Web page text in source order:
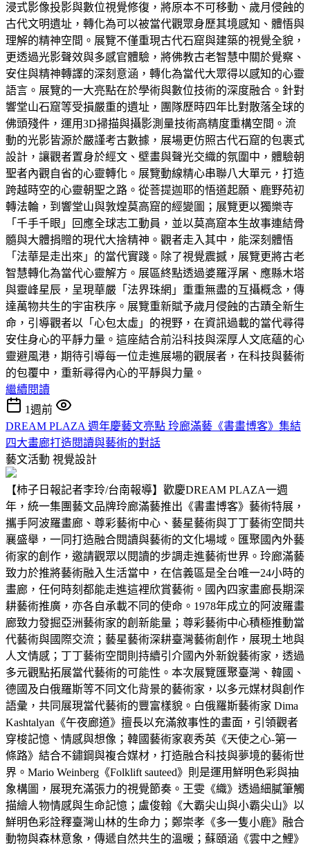
浸式影像投影與數位視覺修復，將原本不可移動、歲月侵蝕的
古代文明遺址，轉化為可以被當代觀眾身歷其境感知、體悟與
理解的精神空間。展覽不僅重現古代石窟與建築的視覺全貌，
更透過光影聲效與多感官體驗，將佛教古老智慧中關於覺察、
安住與精神轉譯的深刻意涵，轉化為當代大眾得以感知的心靈
語言。展覽的一大亮點在於學術與數位技術的深度融合。針對
響堂山石窟等受損嚴重的遺址，團隊歷時四年比對散落全球的
佛頭殘件，運用3D掃描與攝影測量技術高精度重構空間。流
動的光影皆源於嚴謹考古數據，展場更仿照古代石窟的包裹式
設計，讓觀者置身於經文、壁畫與聲光交織的氛圍中，體驗朝
聖者內觀自省的心靈轉化。展覽動線精心串聯八大單元，打造
跨越時空的心靈朝聖之路。從菩提迦耶的悟道起願、鹿野苑初
轉法輪，到響堂山與敦煌莫高窟的經變圖；展覽更以獨樂寺
「千手千眼」回應全球志工動員，並以莫高窟本生故事連結骨
髓與大體捐贈的現代大捨精神。觀者走入其中，能深刻體悟
「法華是走出來」的當代實踐。除了視覺震撼，展覽更將古老
智慧轉化為當代心靈解方。展區終點透過婆羅浮屠、應縣木塔
與靈峰星辰，呈現華嚴「法界珠網」重重無盡的互攝概念，傳
達萬物共生的宇宙秩序。展覽重新賦予歲月侵蝕的古蹟全新生
命，引導觀者以「心包太虛」的視野，在資訊過載的當代尋得
安住身心的平靜力量。這座結合前沿科技與深厚人文底蘊的心
靈避風港，期待引導每一位走進展場的觀展者，在科技與藝術
的包覆中，重新尋得內心的平靜與力量。
繼續閱讀
1週前
DREAM PLAZA 週年慶藝文亮點 玲廊滿藝《書畫博客》集結
四大畫廊打造閱讀與藝術的對話
藝文活動 視覺設計
【柿子日報記者李玲/台南報導】歡慶DREAM PLAZA一週
年，統一集團藝文品牌玲廊滿藝推出《書畫博客》藝術特展，
攜手阿波羅畫廊、尊彩藝術中心、藝星藝術與丁丁藝術空間共
襄盛舉，一同打造融合閱讀與藝術的文化場域。匯聚國內外藝
術家的創作，邀請觀眾以閱讀的步調走進藝術世界。玲廊滿藝
致力於推將藝術融入生活當中，在信義區是全台唯一24小時的
畫廊，任何時刻都能走進這裡欣賞藝術。國內四家畫廊長期深
耕藝術推廣，亦各自承載不同的使命。1978年成立的阿波羅畫
廊致力發掘亞洲藝術家的創新能量；尊彩藝術中心積極推動當
代藝術與國際交流；藝星藝術深耕臺灣藝術創作，展現土地與
人文情感；丁丁藝術空間則持續引介國內外新銳藝術家，透過
多元觀點拓展當代藝術的可能性。本次展覽匯聚臺灣、韓國、
德國及白俄羅斯等不同文化背景的藝術家，以多元媒材與創作
語彙，共同展現當代藝術的豐富樣貌。白俄羅斯藝術家 Dima
Kashtalyan《午夜廊道》擅長以充滿敘事性的畫面，引領觀者
穿梭記憶、情感與想像；韓國藝術家裵秀英《天使之心-第一
條路》結合不鏽鋼與複合媒材，打造融合科技與夢境的藝術世
界。Mario Weinberg《Folklift sauteed》則是運用鮮明色彩與抽
象構圖，展現充滿張力的視覺節奏。王雯《織》透過細膩筆觸
描繪人物情感與生命記憶；盧俊翰《大霸尖山與小霸尖山》以
鮮明色彩詮釋臺灣山林的生命力；鄭崇孝《多一隻小鹿》融合
動物與森林意象，傳遞自然共生的溫暖；蘇頤涵《雲中之鯉》